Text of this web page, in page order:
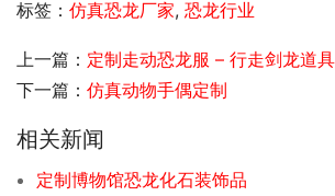
标签： 仿真恐龙厂家, 恐龙行业
上一篇： 定制走动恐龙服 – 行走剑龙道
下一篇： 仿真动物手偶定制
相关新闻
定制博物馆恐龙化石装饰品